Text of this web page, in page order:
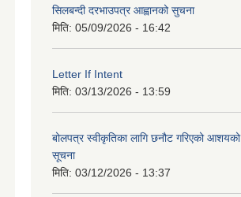
सिलबन्दी दरभाउपत्र आह्वानको सुचना
मिति: 05/09/2026 - 16:42
Letter If Intent
मिति: 03/13/2026 - 13:59
बोलपत्र स्वीकृतिका लागि छनौट गरिएको आशयको
सूचना
मिति: 03/12/2026 - 13:37